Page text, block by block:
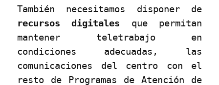
También necesitamos disponer de
recursos digitales que permitan
mantener teletrabajo en
condiciones adecuadas, las
comunicaciones del centro con el
resto de Programas de Atención de